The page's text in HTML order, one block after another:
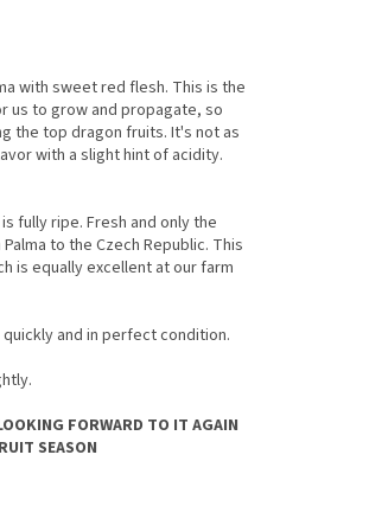
with sweet red flesh. This is the
us to grow and propagate, so
the top dragon fruits. It's not as
with a slight hint of acidity.
fully ripe. Fresh and only the
to the Czech Republic. This
is equally excellent at our farm
and in perfect condition.
FORWARD TO IT AGAIN
SEASON